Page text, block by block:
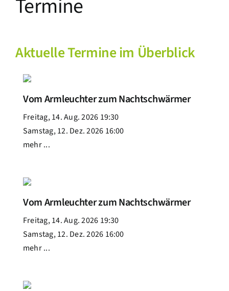
Termine
Aktuelle Termine im Überblick
Vom Armleuchter zum Nachtschwärmer
Freitag, 14. Aug. 2026 19:30
Samstag, 12. Dez. 2026 16:00
mehr ...
Vom Armleuchter zum Nachtschwärmer
Freitag, 14. Aug. 2026 19:30
Samstag, 12. Dez. 2026 16:00
mehr ...